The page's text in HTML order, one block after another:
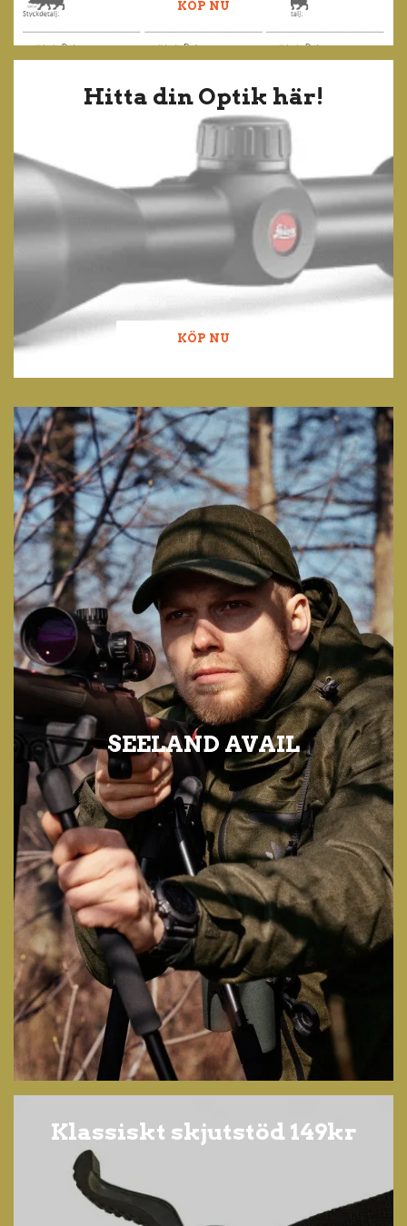
KÖP NU
Hitta din Optik här!
KÖP NU
SEELAND AVAIL
Klassiskt skjutstöd 149kr